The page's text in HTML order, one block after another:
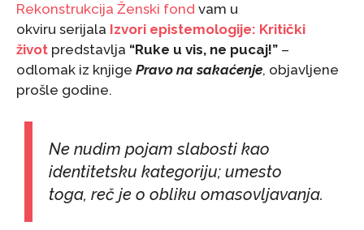
Rekonstrukcija Ženski fond vam u
okviru serijala Izvori epistemologije: Kritički
život predstavlja “Ruke u vis, ne pucaj!” –
odlomak iz knjige Pravo na sakaćenje, objavljene
prošle godine.
Ne nudim pojam slabosti kao
identitetsku kategoriju; umesto
toga, reč je o obliku omasovljavanja.